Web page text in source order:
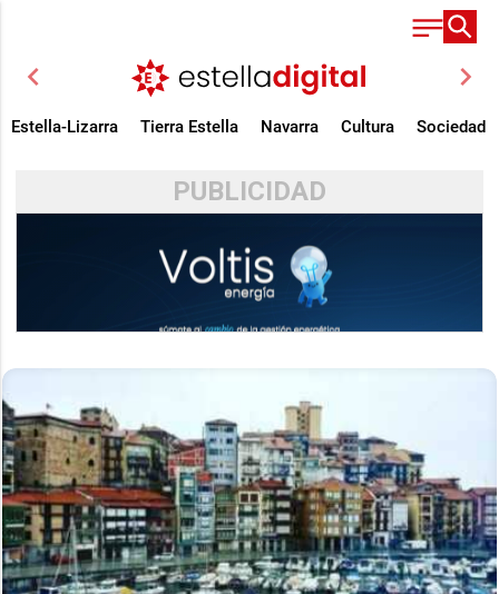
chevron_left chevron_right
Estella-Lizarra Tierra Estella Navarra Cultura Sociedad
PUBLICIDAD